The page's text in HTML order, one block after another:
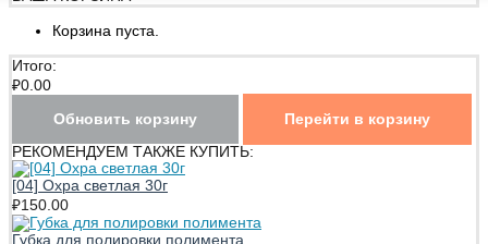
Корзина пуста.
Итого:
₽0.00
Обновить корзину
Перейти в корзину
РЕКОМЕНДУЕМ ТАКЖЕ КУПИТЬ:
[04] Охра светлая 30г
₽150.00
Губка для полировки полимента